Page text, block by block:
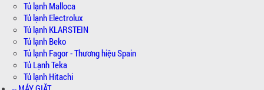
Tủ lạnh Malloca
Tủ lạnh Electrolux
Tủ lạnh KLARSTEIN
Tủ lạnh Beko
Tủ lạnh Fagor - Thương hiệu Spain
Tủ Lạnh Teka
Tủ lạnh Hitachi